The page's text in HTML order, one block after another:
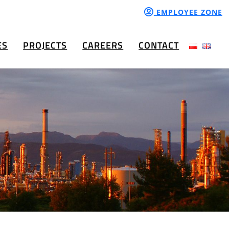
EMPLOYEE ZONE
PROJECTS CAREERS CONTACT